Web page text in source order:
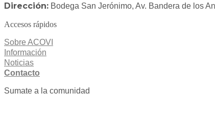
Dirección: Bodega San Jerónimo, Av. Bandera de los
Accesos rápidos
Sobre ACOVI
Información
Noticias
Contacto
Sumate a la comunidad